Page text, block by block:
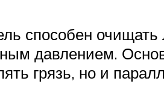
способен
давлением.
грязь, но и